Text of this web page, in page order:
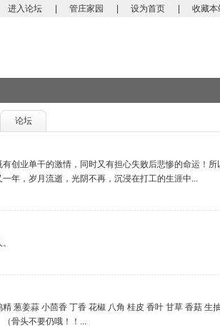
进入论坛 管庄家园 设为首页 收藏本
论坛
创业单干的激情，同时又有担心失败后悲惨的命运！
年，岁月流逝，光阴不再，沉浸在打工的生涯中...
葱姜蒜 小茴香 丁香 花椒 八角 桂皮 香叶 甘草 香菇
骨头不要仍哦！！...